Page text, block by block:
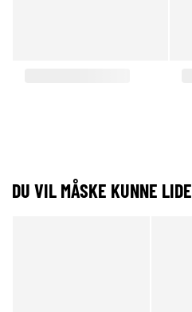
DU VIL MÅSKE KUNNE LIDE